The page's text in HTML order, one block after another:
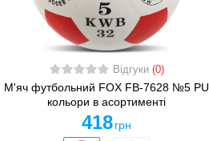
Відгуки (0)
М'яч футбольний FOX FB-7628 №5 PU
кольори в асортименті
418 грн